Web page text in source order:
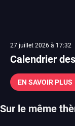
27 juillet 2026 à 17:32
Calendrier
EN SAVOIR PLUS
Sur le même